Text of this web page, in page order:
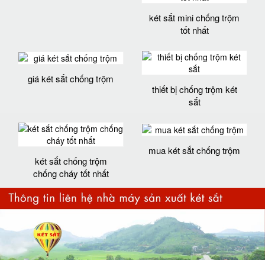
két sắt mini chống trộm
tốt nhất
giá két sắt chống trộm
thiết bị chống trộm két
sắt
két sắt chống trộm
chống cháy tốt nhất
mua két sắt chống trộm